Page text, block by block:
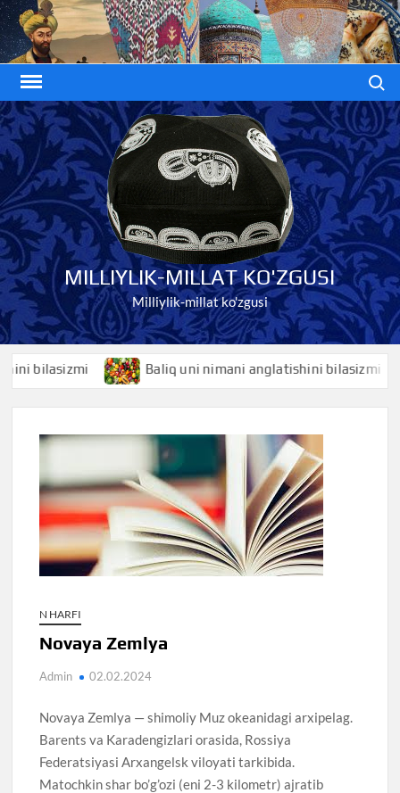
Skip
to
content
MILLIYLIK-MILLAT KO'ZGUSI
Milliylik-millat ko'zgusi
Baliq uni nimani anglatishini bilasizmi
N HARFI
Novaya Zemlya
Admin 02.02.2024
Novaya Zemlya — shimoliy Muz okeanidagi arxipelag.
Barents va Karadengizlari orasida, Rossiya
Federatsiyasi Arxangelsk viloyati tarkibida.
Matochkin shar bo’g’ozi (eni 2-3 kilometr) ajratib